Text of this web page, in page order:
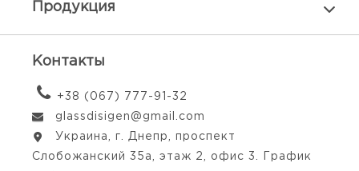
Продукция
Контакты
+38 (067) 777-91-32
glassdisigen@gmail.com
Украина, г. Днепр, проспект
Слобожанский 35а, этаж 2, офис 3. График